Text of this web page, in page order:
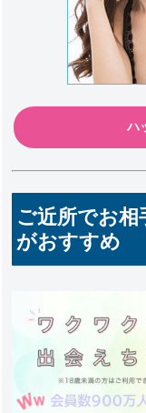
ハ
ご近所でお
がおすすめ